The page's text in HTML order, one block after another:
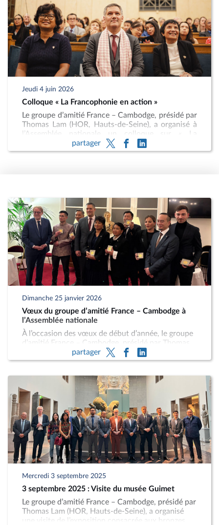
que des représentants de la communauté franco-
cambodgienne, d’acteurs associatifs et de
personnalités engagées. Cette rencontre a
également été marquée par la remise de médailles
à plusieurs personnalités investies dans le
développement de l’amitié entre la France et le
Jeudi 4 juin 2026
Colloque « La Francophonie en action »
Le groupe d’amitié France – Cambodge, présidé par
Thomas Lam (HOR, Hauts-de-Seine), a organisé à
l’Assemblée nationale un colloque sur « La
Francophonie en action », en présence de SAR la
Princesse Sylvia Sisowath.
l’engagement du centre éducatif de Kep, de
l’Association des médecins cambodgiens, ainsi que
le projet Lotus porté par la professeure Véronique
Phé, présidente de la collégiale des urologues de
l’AP-HP.
partager
Dimanche 25 janvier 2026
Vœux du groupe d’amitié France – Cambodge à
l’Assemblée nationale
À l’occasion des vœux de début d’année, le groupe
d’amitié France – Cambodge, présidé par Thomas
Lam (HOR, Hauts-de-Seine), a réuni à l’Assemblée
nationale ses membres, en présence de Son Exc.
France, de SAR le Prince Preyaro Norodom, ainsi
que des représentants de la communauté franco-
cambodgienne, d’acteurs associatifs et de
personnalités engagées. Cette rencontre a
également été marquée par la remise de médailles
à plusieurs personnalités investies dans le
développement de l’amitié entre la France et le
Cambodge.
partager
Mercredi 3 septembre 2025
3 septembre 2025 : Visite du musée Guimet
Le groupe d’amitié France – Cambodge, présidé par
Thomas Lam (HOR, Hauts-de-Seine), a organisé
une visite de l’exposition consacrée aux bronzes